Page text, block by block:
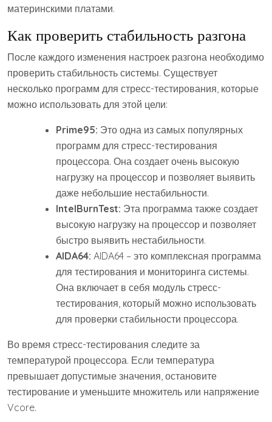
материнскими платами.
Как проверить стабильность разгона
После каждого изменения настроек разгона необходимо
проверить стабильность системы. Существует
несколько программ для стресс-тестирования, которые
можно использовать для этой цели:
Prime95: Это одна из самых популярных
программ для стресс-тестирования
процессора. Она создает очень высокую
нагрузку на процессор и позволяет выявить
даже небольшие нестабильности.
IntelBurnTest: Эта программа также создает
высокую нагрузку на процессор и позволяет
быстро выявить нестабильности.
AIDA64: AIDA64 – это комплексная программа
для тестирования и мониторинга системы.
Она включает в себя модуль стресс-
тестирования, который можно использовать
для проверки стабильности процессора.
Во время стресс-тестирования следите за
температурой процессора. Если температура
превышает допустимые значения, остановите
тестирование и уменьшите множитель или напряжение
Vcore.